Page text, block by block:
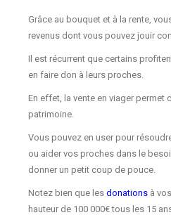
Grâce au bouquet et à la rente,
revenus dont vous pouvez jouir
Il est récurrent que certains
en faire don à leurs proches.
En effet, la vente en viager permet
patrimoine.
Vous pouvez en user pour
ou aider vos proches dans le
donner un petit coup de pouce.
Notez bien que lesdonations à
hauteur de 100 000€ tous les 15